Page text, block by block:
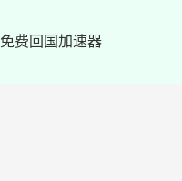
免费回国加速器